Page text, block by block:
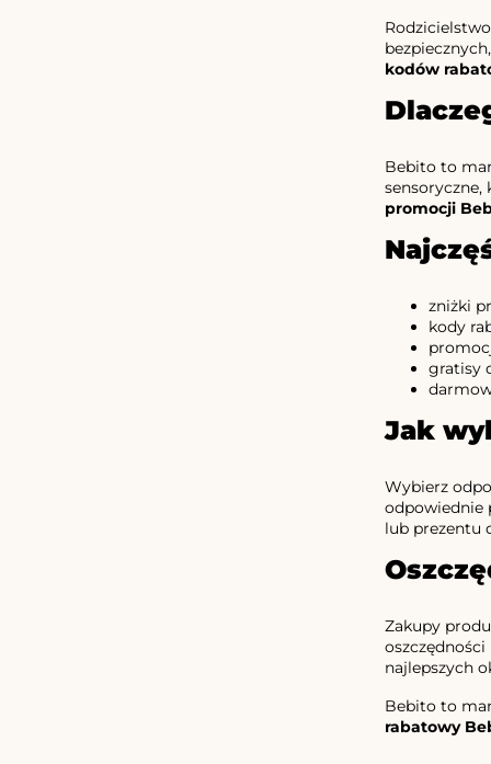
kodów
Bebito to
promocji
zniżki
kody
gratisy
Jak
Wybierz
odpowiednie
lub prezentu
Zakupy
najlepszych
Bebito to
rabatowy